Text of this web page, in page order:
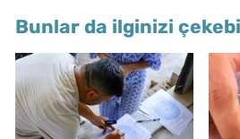
Bunlar da ilginizi